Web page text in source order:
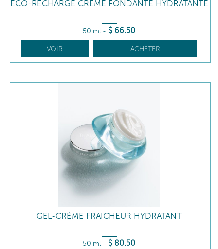
ECO-RECHARGE CRÈME FONDANTE HYDRATANTE
50 ml - $ 66.50
VOIR ACHETER
GEL-CRÈME FRAICHEUR HYDRATANT
50 ml - $ 80.50